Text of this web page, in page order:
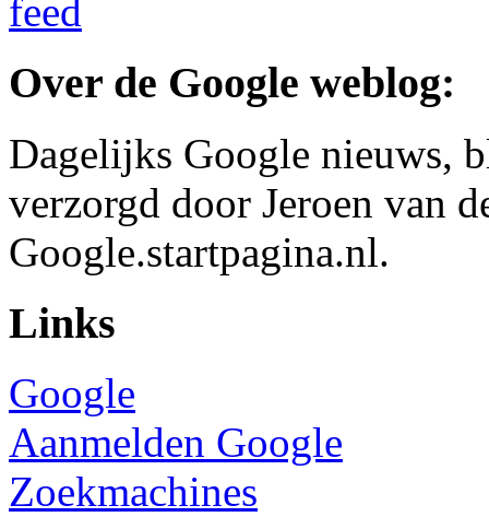
Over de Google weblog:
Dagelijks Google nieuws,
verzorgd door Jeroen van
Google.startpagina.nl.
Links
Google
Aanmelden Google
Zoekmachines